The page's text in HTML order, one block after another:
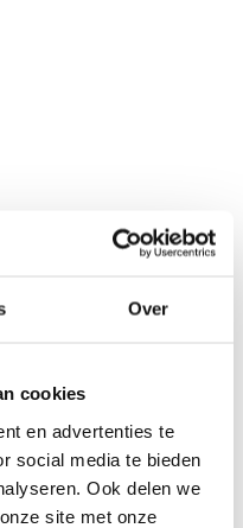
Over
cookies
en advertenties te
social media te bieden
Ook delen we
site met onze